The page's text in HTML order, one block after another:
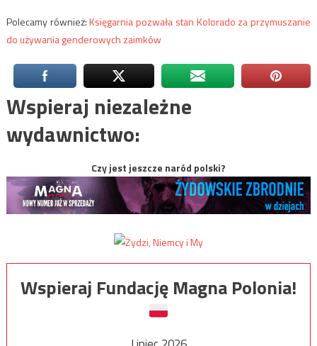
Polecamy również:Księgarnia pozwała stan Kolorado za przymuszanie
do używania genderowych zaimków
Wspieraj niezależne
wydawnictwo:
Czy jest jeszcze naród polski?
Wspieraj Fundację Magna Polonia!